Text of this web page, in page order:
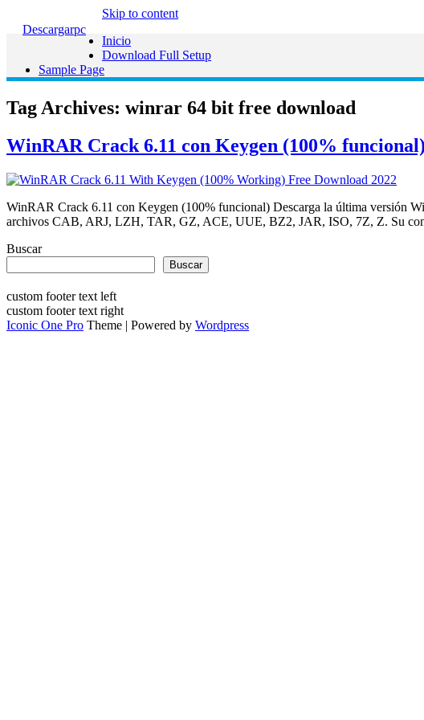
Descargarpc
Skip to content
Inicio
Download Full Setup
Sample Page
Tag Archives: winrar 64 bit free download
WinRAR Crack 6.11 con Keygen (100%
WinRAR Crack 6.11 con Keygen (100% funcional) Descarga la última versión
archivos CAB, ARJ, LZH, TAR, GZ, ACE, UUE, BZ2, JAR, ISO, 7Z, Z. Su
Buscar
Buscar
custom footer text left
custom footer text right
Iconic One Pro Theme | Powered by Wordpress